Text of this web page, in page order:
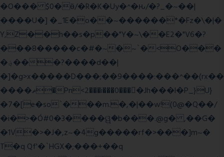
�O��� $0�ӫ/�R�K�Uy�^�ԋ/�?_�~��|
����U�] �_1E�o��~������*�Fz�\�|�
Y,Z��h��s�p��"Y�~\��E2�"V6�?
���8�����c�#�~�~`�<O���
�؋���?����d��|
�]�g>x�����D���;��9����:���^��(rx��
����ޡ�Pn<2���i���0���𩆿�Jh���l�P_}U}
�7�[e�so`���m.�,�|��w!(0@�Q��/
�i�>�Ó#0�3����ୱ�b���.@g� ,��G�
�1V�>�J�,z~�4g�����rf�>���]m~�
T�q Qf'�`HGX�;���+��q